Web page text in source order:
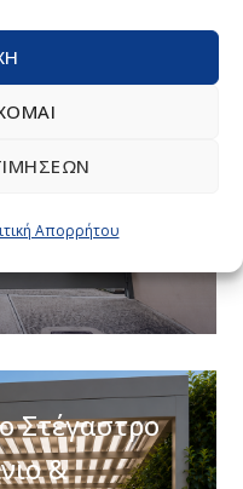
Απορρήτου
στην
Στέγαστρο
&